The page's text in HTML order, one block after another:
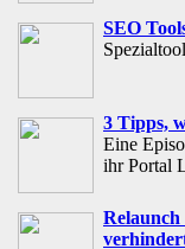
SEO
3 Tipps,
Eine
ihr Portal